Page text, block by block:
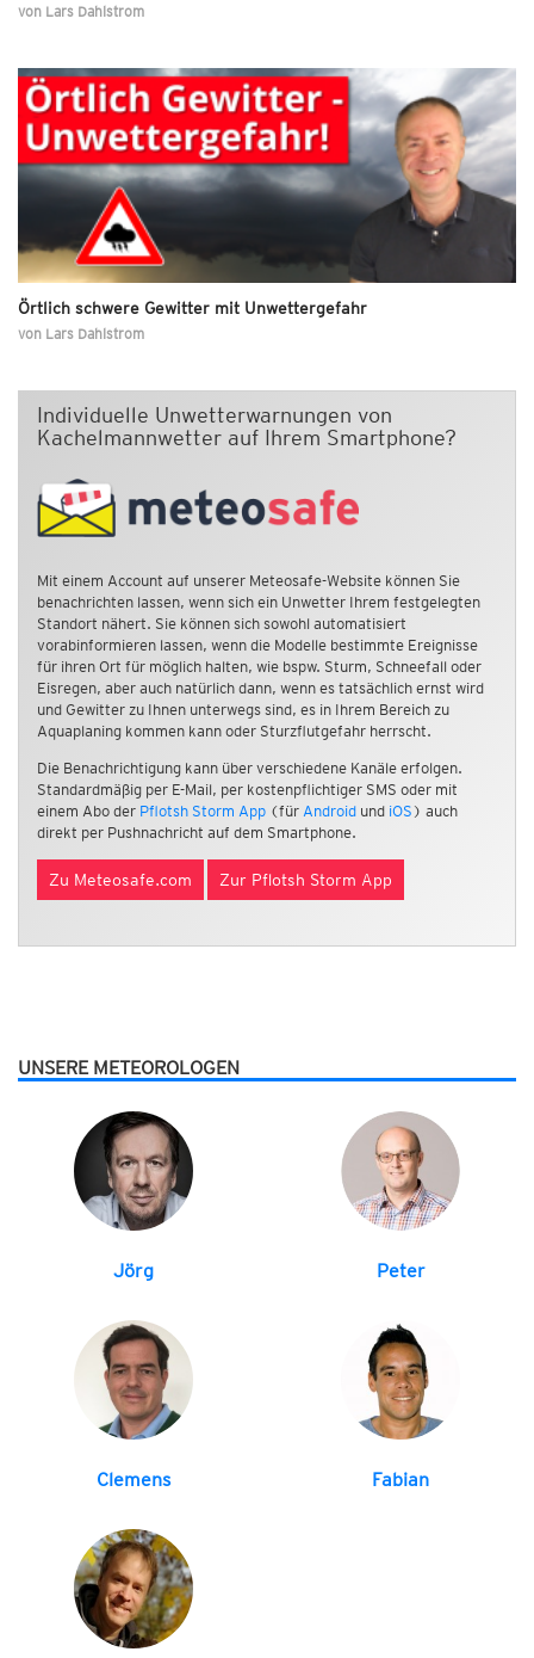
von Lars Dahlstrom
Örtlich schwere Gewitter mit Unwettergefahr
von Lars Dahlstrom
Individuelle Unwetterwarnungen von
Kachelmannwetter auf Ihrem Smartphone?
Mit einem Account auf unserer Meteosafe-Website können Sie
benachrichten lassen, wenn sich ein Unwetter Ihrem festgelegten
Standort nähert. Sie können sich sowohl automatisiert
vorabinformieren lassen, wenn die Modelle bestimmte Ereignisse
für ihren Ort für möglich halten, wie bspw. Sturm, Schneefall oder
Eisregen, aber auch natürlich dann, wenn es tatsächlich ernst wird
und Gewitter zu Ihnen unterwegs sind, es in Ihrem Bereich zu
Aquaplaning kommen kann oder Sturzflutgefahr herrscht.
Die Benachrichtigung kann über verschiedene Kanäle erfolgen.
Standardmäßig per E-Mail, per kostenpflichtiger SMS oder mit
einem Abo der Pflotsh Storm App (für Android und iOS ) auch
direkt per Pushnachricht auf dem Smartphone.
Zu Meteosafe.com Zur Pflotsh Storm App
UNSERE METEOROLOGEN
Jörg Peter
Clemens Fabian